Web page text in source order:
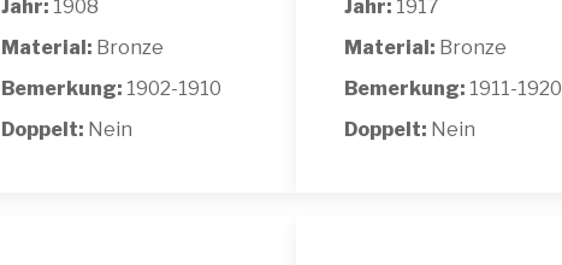
Jahr: 1908
Material: Bronze
Bemerkung: 1902-1910
Doppelt: Nein
Jahr: 1917
Material: Bronze
Bemerkung: 1911-1920
Doppelt: Nein